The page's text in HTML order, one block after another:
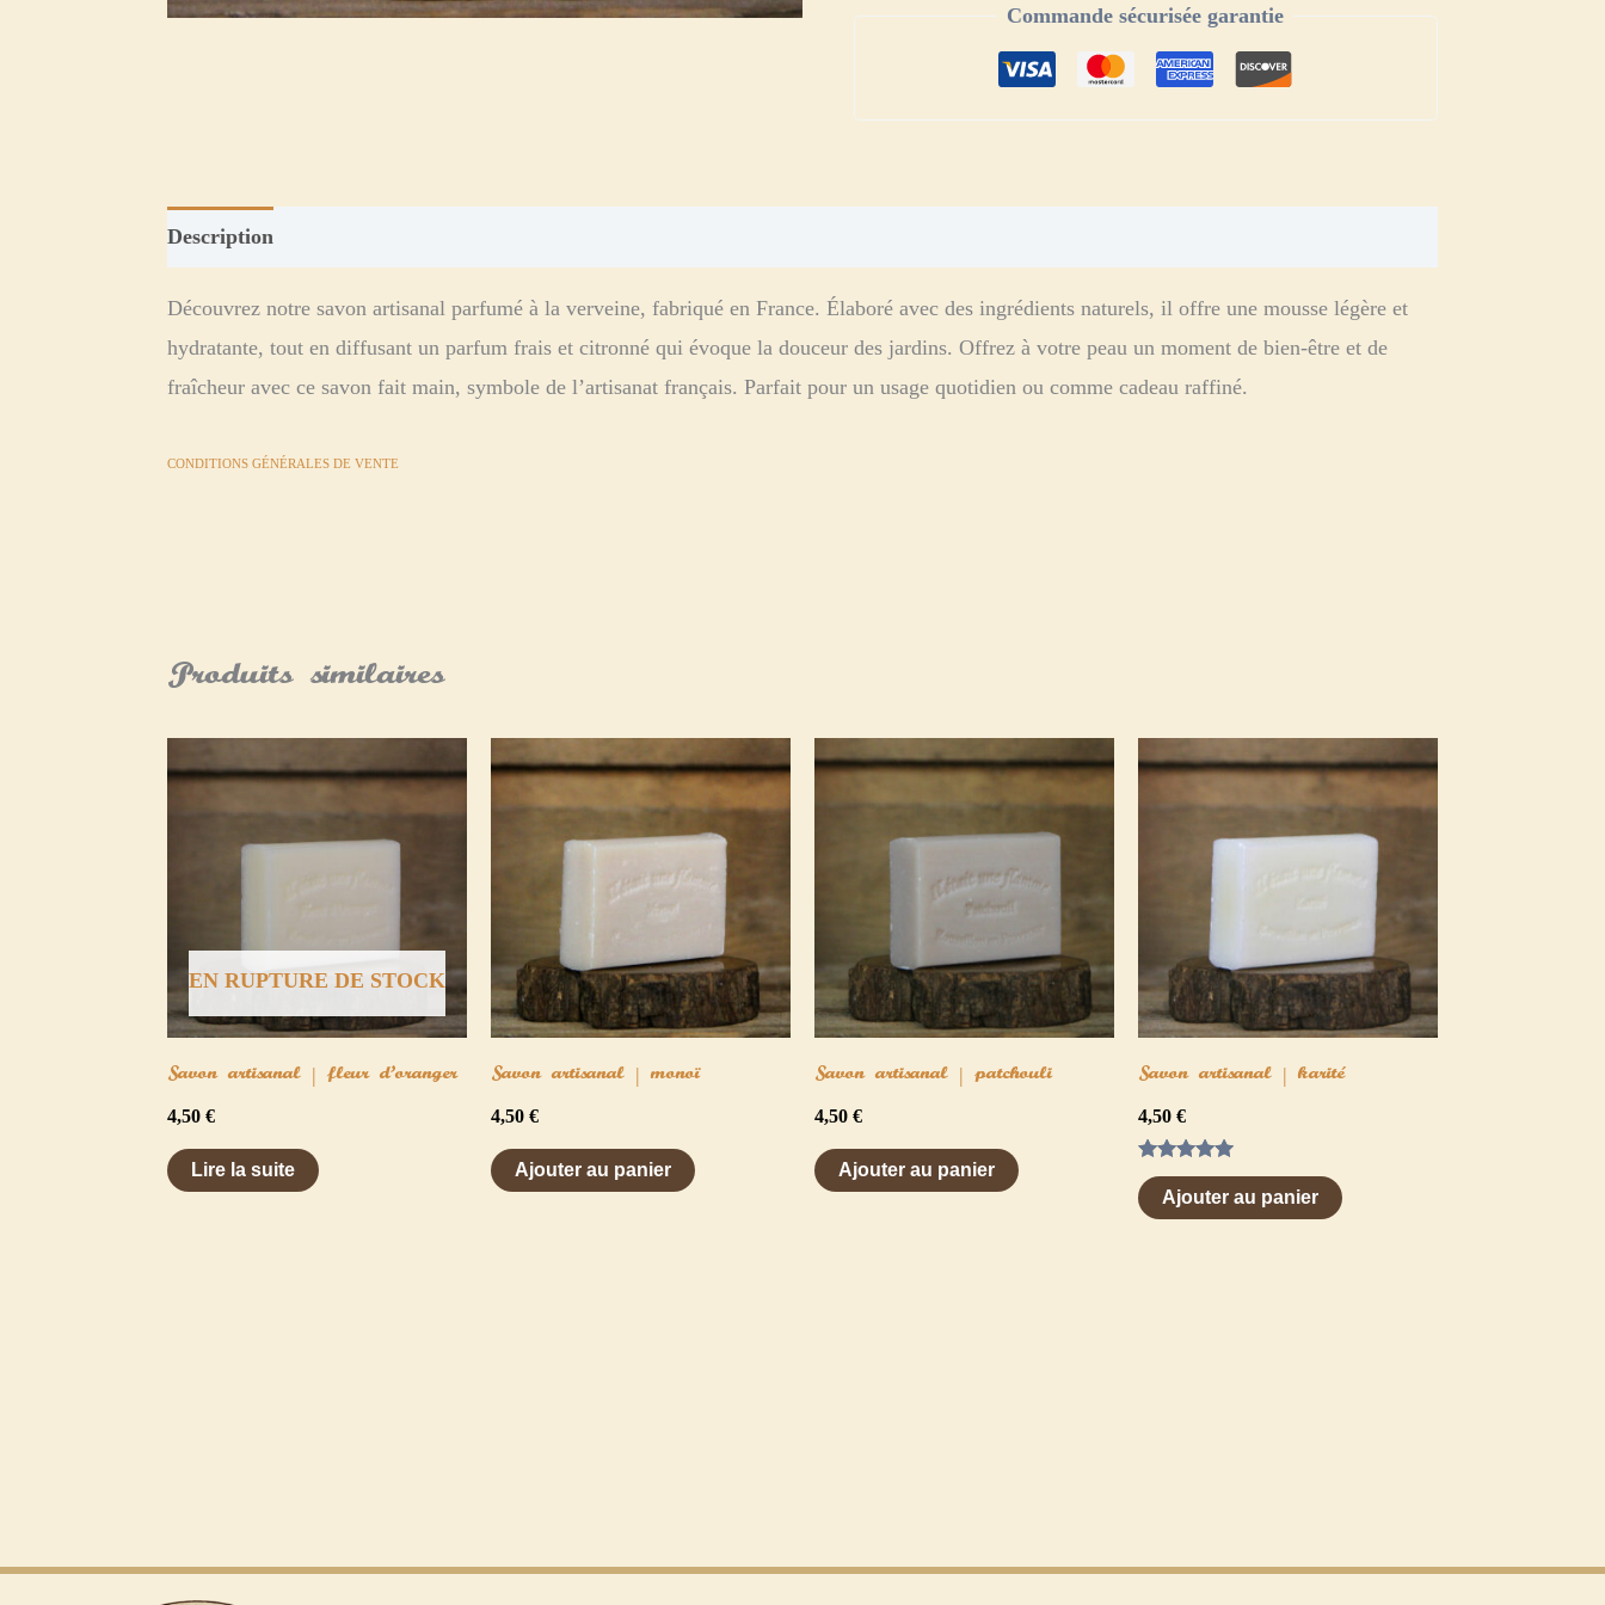
Commande sécurisée garantie
Description
Découvrez notre savon artisanal parfumé à la verveine, fabriqué en France. Élaboré avec des ingrédients naturels, il offre une mousse légère et
hydratante, tout en diffusant un parfum frais et citronné qui évoque la douceur des jardins. Offrez à votre peau un moment de bien-être et de
fraîcheur avec ce savon fait main, symbole de l’artisanat français. Parfait pour un usage quotidien ou comme cadeau raffiné.
CONDITIONS GÉNÉRALES DE VENTE
Produits similaires
EN RUPTURE DE STOCK
Savon artisanal | fleur d’oranger
4,50 €
Lire la suite
Savon artisanal | monoï
4,50 €
Ajouter au panier
Savon artisanal | patchouli
4,50 €
Ajouter au panier
Savon artisanal | karité
4,50 €
Note
5.00
sur 5
Ajouter au panier